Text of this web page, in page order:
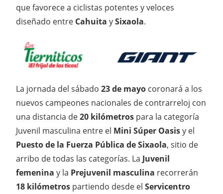
que favorece a ciclistas potentes y veloces
diseñado entre Cahuita ySixaola.
La jornada del sábado 23 de mayo coronará a los
nuevos campeones nacionales de contrarreloj con
una distancia de20 kilómetros para la categoría
Juvenil masculina entre el Mini Súper Oasisy el
Puesto de la Fuerza Pública de Sixaola, sitio de
arribo de todas las categorías. La Juvenil
femenina y la Prejuvenil masculina recorrerán
18 kilómetros partiendo desde el Servicentro